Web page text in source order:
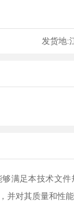
发货地:
满足本技术文
并对其质量和性能